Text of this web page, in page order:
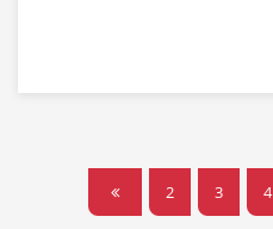
2 3 4